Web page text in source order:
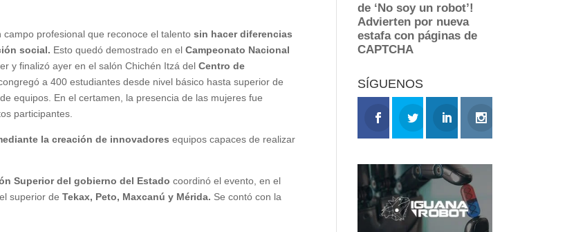
profesional que reconoce el talento sin hacer diferencias
social. Esto quedó demostrado en elCampeonato Nacional
y finalizó ayer en el salón Chichén Itzá delCentro de
a 400 estudiantes desde nivel básico hasta superior de
equipos. En el certamen, la presencia de las mujeres fue
participantes.
la creación de innovadores equipos capaces de realizar
Superior del gobierno del Estado coordinó el evento, en el
superior deTekax, Peto, Maxcanú y Mérida. Se contó con la
SÍGUENOS